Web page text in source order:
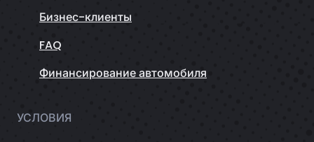
Бизнес-клиенты
FAQ
Финансирование автомобиля
УСЛОВИЯ